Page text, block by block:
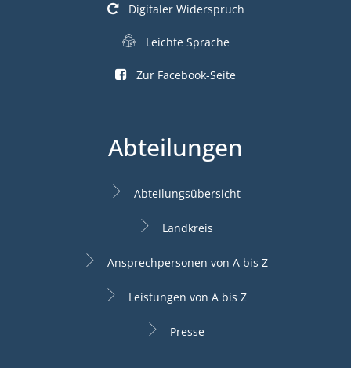
Digitaler Widerspruch
Leichte Sprache
Zur Facebook-Seite
Abteilungen
Abteilungsübersicht
Landkreis
Ansprechpersonen von A bis Z
Leistungen von A bis Z
Presse